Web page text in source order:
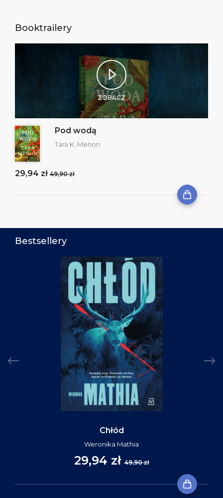
Booktrailery
ZOBACZ
Pod wodą
Tara K. Menon
29,94 zł 49,90 zł
Bestsellery
Chłód
Weronika Mathia
29,94 zł 49,90 zł